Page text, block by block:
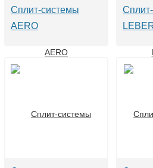
Сплит-системы
AERO